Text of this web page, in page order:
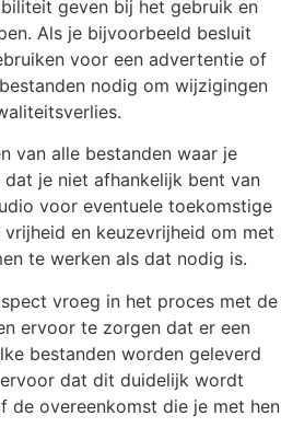
geven bij het gebruik en
Als je bijvoorbeeld besluit
voor een advertentie of
nodig om wijzigingen
van alle bestanden waar je
je niet afhankelijk bent van
voor eventuele toekomstige
en keuzevrijheid om met
te werken als dat nodig is.
vroeg in het proces met de
ervoor te zorgen dat er een
bestanden worden geleverd
dat dit duidelijk wordt
de overeenkomst die je met hen